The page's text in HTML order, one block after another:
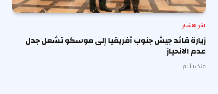
اخر الاخبار
زيارة قائد جيش جنوب أفريقيا إلى موسكو تشعل جدل
عدم الانحياز
منذ 6 أيام